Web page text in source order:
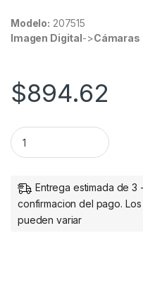
Modelo: 207515
Imagen Digital->Cámaras
$894.62
Manhattan Divisor de
Entrega estimada de 3
confirmacion del pago.
pueden variar